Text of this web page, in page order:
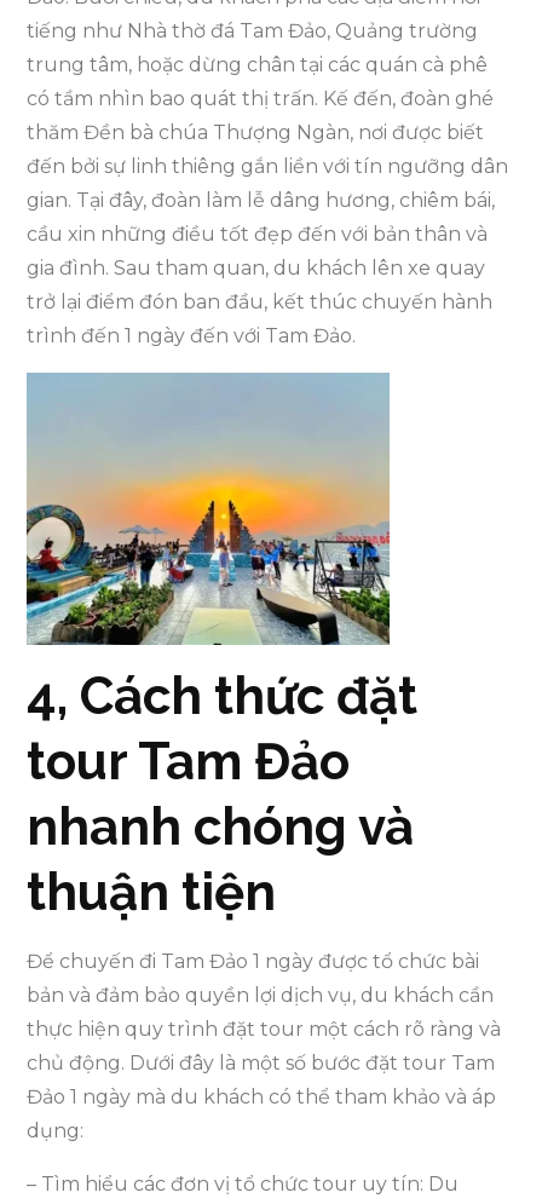
tiếng như Nhà thờ đá Tam Đảo, Quảng trường
trung tâm, hoặc dừng chân tại các quán cà phê
có tầm nhìn bao quát thị trấn. Kế đến, đoàn ghé
thăm Đền bà chúa Thượng Ngàn, nơi được biết
đến bởi sự linh thiêng gắn liền với tín ngưỡng dân
gian. Tại đây, đoàn làm lễ dâng hương, chiêm bái,
cầu xin những điều tốt đẹp đến với bản thân và
gia đình. Sau tham quan, du khách lên xe quay
trở lại điểm đón ban đầu, kết thúc chuyến hành
trình đến 1 ngày đến với Tam Đảo.
4, Cách thức đặt
tour Tam Đảo
nhanh chóng và
thuận tiện
Để chuyến đi Tam Đảo 1 ngày được tổ chức bài
bản và đảm bảo quyền lợi dịch vụ, du khách cần
thực hiện quy trình đặt tour một cách rõ ràng và
chủ động. Dưới đây là một số bước đặt tour Tam
Đảo 1 ngày mà du khách có thể tham khảo và áp
dụng:
– Tìm hiểu các đơn vị tổ chức tour uy tín: Du